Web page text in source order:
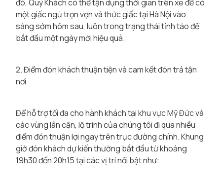
đó, Quý Khách có thể tận dụng thời gian trên xe để có
một giấc ngủ trọn vẹn và thức giấc tại Hà Nội vào
sáng sớm hôm sau, luôn trong trạng thái tỉnh táo để
bắt đầu một ngày mới hiệu quả.
2. Điểm đón khách thuận tiện và cam kết đón trả tận
nơi
Để hỗ trợ tối đa cho hành khách tại khu vực Mỹ Đức và
các vùng lân cận, lộ trình của chúng tôi đi qua nhiều
điểm đón thuận lợi ngay trên trục đường chính. Khung
giờ đón khách dự kiến thường bắt đầu từ khoảng
19h30 đến 20h15 tại các vị trí nổi bật như: